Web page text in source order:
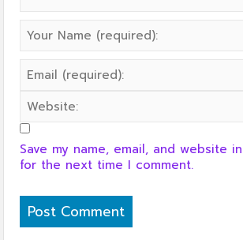
Save my name, email, and website
for the next time I comment.